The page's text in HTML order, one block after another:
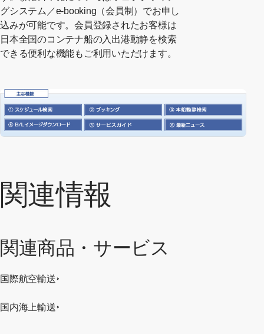
グシステム／e-booking（会員制）でお申し
込みが可能です。会員登録されたお客様は
日本全国のコンテナ船の入出港動静を検索
できる便利な機能もご利用いただけます。
関連情報
関連商品・サービス
国際航空輸送
国内海上輸送